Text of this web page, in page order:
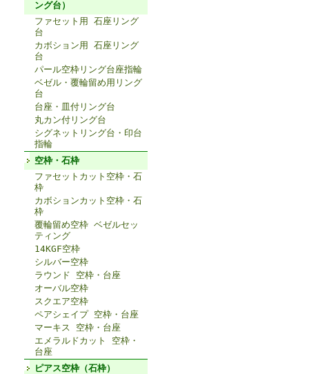
ング台）
ファセット用 石座リング
台
カボション用 石座リング
台
パール空枠リング台座指輪
ベゼル・覆輪留め用リング
台
台座・皿付リング台
丸カン付リング台
シグネットリング台・印台
指輪
空枠・石枠
ファセットカット空枠・石
枠
カボションカット空枠・石
枠
覆輪留め空枠 ベゼルセッ
ティング
14KGF空枠
シルバー空枠
ラウンド 空枠・台座
オーバル空枠
スクエア空枠
ペアシェイプ 空枠・台座
マーキス 空枠・台座
エメラルドカット 空枠・
台座
ピアス空枠（石枠）